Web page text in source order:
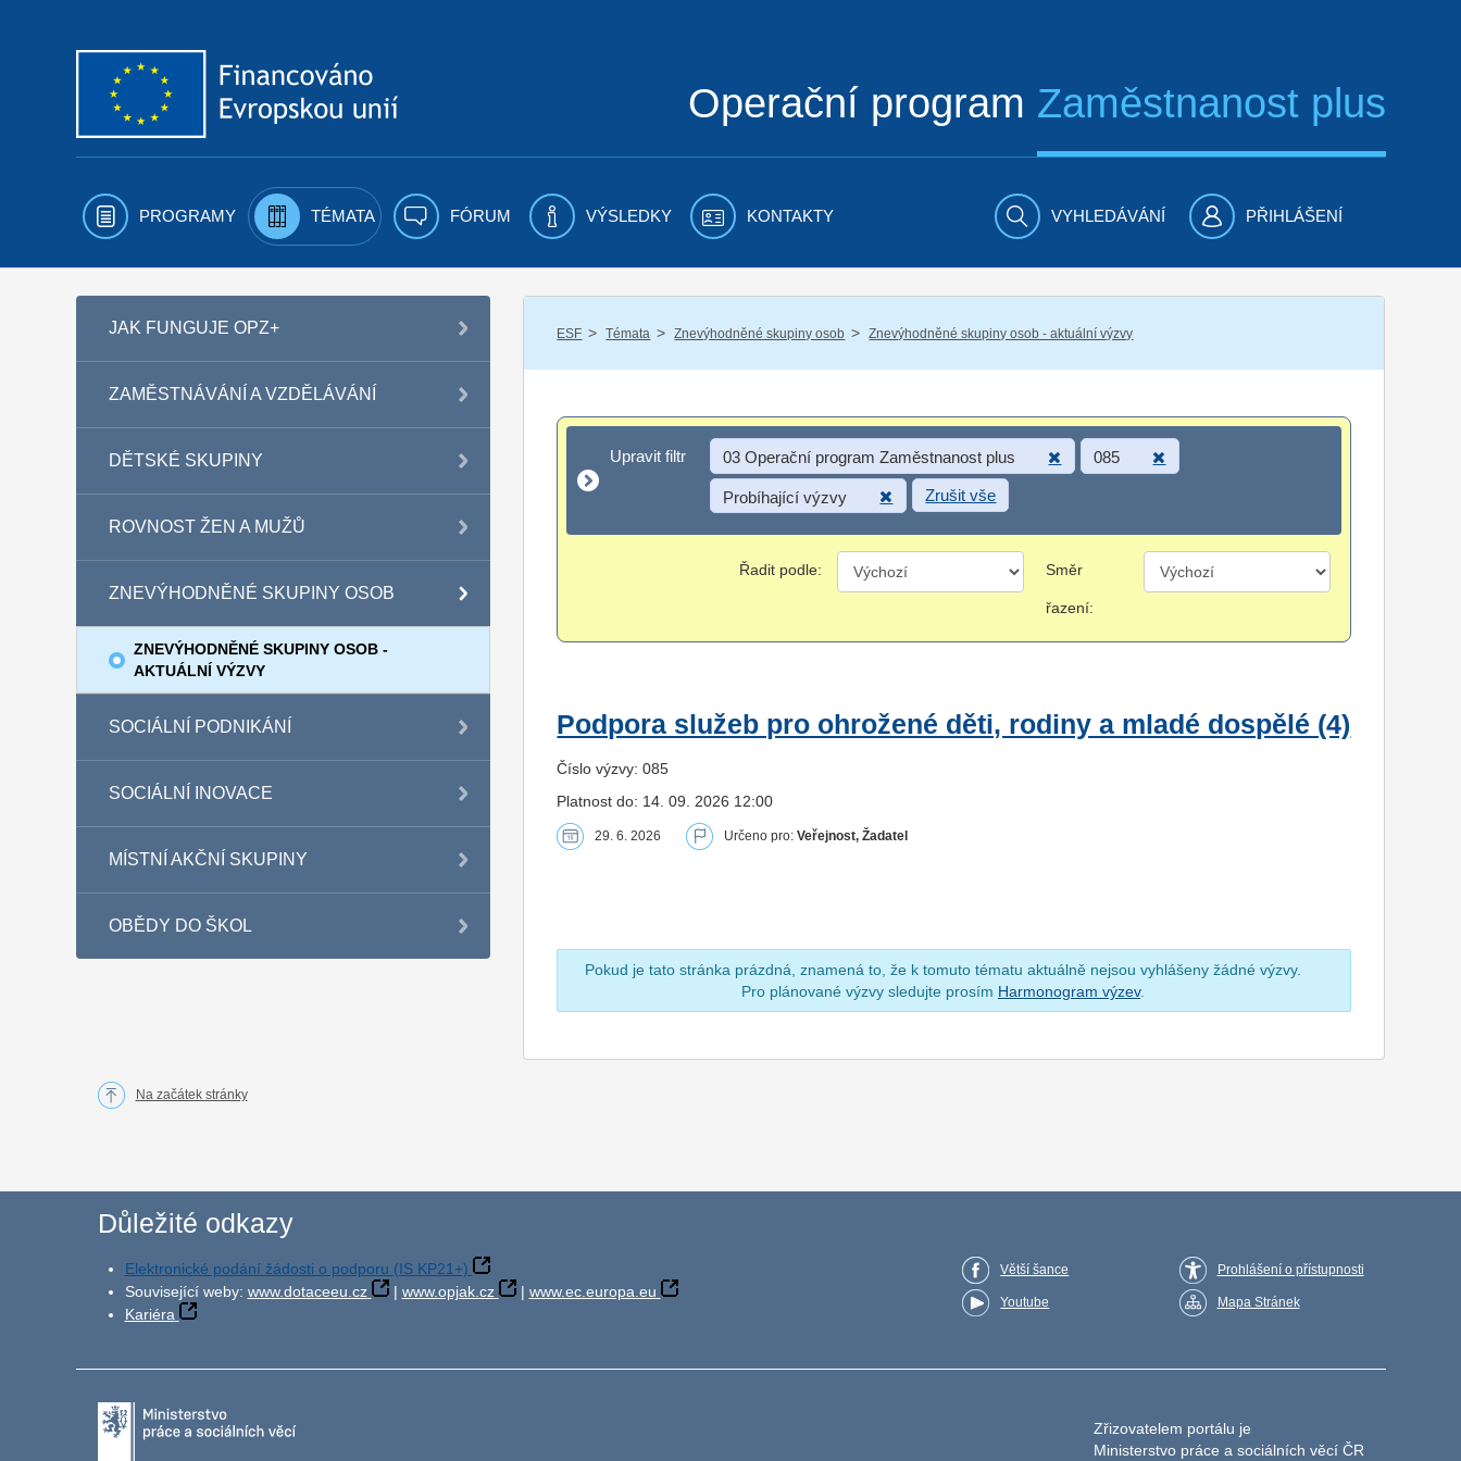
Operační program Zaměstnanost plus
PROGRAMY TÉMATA FÓRUM VÝSLEDKY KONTAKTY VYHLEDÁVÁNÍ PŘIHLÁŠENÍ
JAK FUNGUJE OPZ+
ZAMĚSTNÁVÁNÍ A VZDĚLÁVÁNÍ
DĚTSKÉ SKUPINY
ROVNOST ŽEN A MUŽŮ
ZNEVÝHODNĚNÉ SKUPINY OSOB
ZNEVÝHODNĚNÉ SKUPINY OSOB -
AKTUÁLNÍ VÝZVY
SOCIÁLNÍ PODNIKÁNÍ
SOCIÁLNÍ INOVACE
MÍSTNÍ AKČNÍ SKUPINY
OBĚDY DO ŠKOL
ESF / Témata / Znevýhodněné skupiny osob / Znevýhodněné skupiny osob - aktuální výzvy
Upravit filtr
Upravit filtr 03 Operační program Zaměstnanost plus 085
Probíhající výzvy Zrušit vše
Řadit podle: Směr
řazení:
Podpora služeb pro ohrožené děti, rodiny a mladé dospělé (4)
Číslo výzvy: 085
Platnost do: 14. 09. 2026 12:00
29. 6. 2026 Určeno pro:Veřejnost, Žadatel
Pokud je tato stránka prázdná, znamená to, že k tomuto tématu aktuálně nejsou vyhlášeny žádné výzvy.
Pro plánované výzvy sledujte prosím Harmonogram výzev.
Na začátek stránky
Důležité odkazy
Elektronické podání žádosti o podporu (IS KP21+)
Související weby: www.dotaceeu.cz | www.opjak.cz | www.ec.europa.eu
Kariéra
Větší šance
Youtube
Prohlášení o přístupnosti
Mapa Stránek
Zřizovatelem portálu je
Ministerstvo práce a sociálních věcí ČR